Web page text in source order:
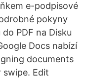
e-podpisové
pokyny
PDF na Disku
Docs nabízí
documents
Edit